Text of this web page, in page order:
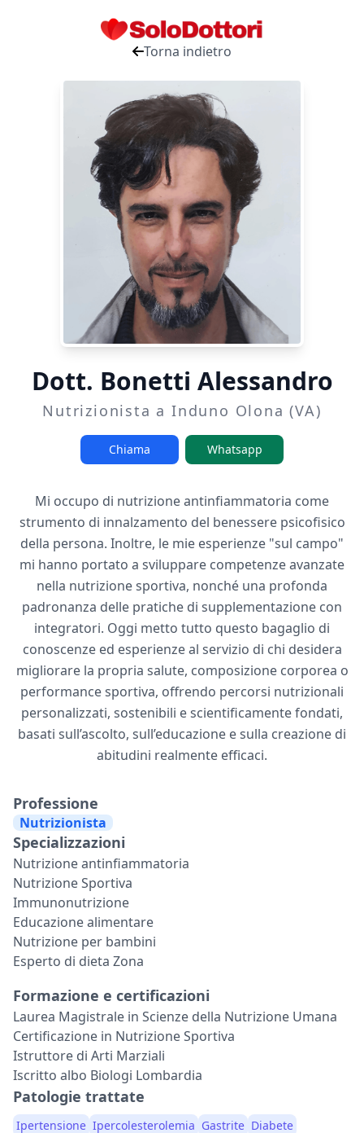
Torna indietro
Dott. Bonetti Alessandro
Nutrizionista a Induno Olona (VA)
Chiama Whatsapp
Mi occupo di nutrizione antinfiammatoria come
strumento di innalzamento del benessere psicofisico
della persona. Inoltre, le mie esperienze "sul campo"
mi hanno portato a sviluppare competenze avanzate
nella nutrizione sportiva, nonché una profonda
padronanza delle pratiche di supplementazione con
integratori. Oggi metto tutto questo bagaglio di
conoscenze ed esperienze al servizio di chi desidera
migliorare la propria salute, composizione corporea o
performance sportiva, offrendo percorsi nutrizionali
personalizzati, sostenibili e scientificamente fondati,
basati sull’ascolto, sull’educazione e sulla creazione di
abitudini realmente efficaci.
Professione
Nutrizionista
Specializzazioni
Nutrizione antinfiammatoria
Nutrizione Sportiva
Immunonutrizione
Educazione alimentare
Nutrizione per bambini
Esperto di dieta Zona
Formazione e certificazioni
Laurea Magistrale in Scienze della Nutrizione Umana
Certificazione in Nutrizione Sportiva
Istruttore di Arti Marziali
Iscritto albo Biologi Lombardia
Patologie trattate
Ipertensione Ipercolesterolemia Gastrite Diabete